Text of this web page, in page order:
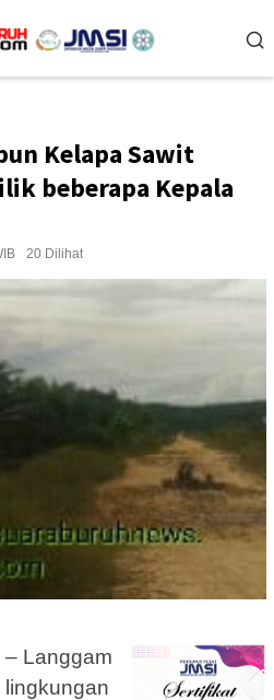
Kelapa Sawit
beberapa Kepala
20 Dilihat
Langgam